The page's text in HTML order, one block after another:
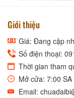
Giới thiệu
Giá: Đang cập
Số điện thoại:
Thời gian tham
Mở cửa: 7:00 SA
Email: